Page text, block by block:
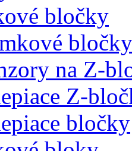
bločky
na Z-
Z-
bločky